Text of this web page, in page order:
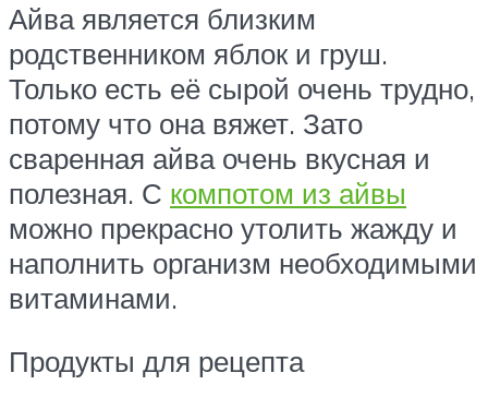
Айва является близким
родственником яблок и груш.
Только есть её сырой очень трудно,
потому что она вяжет. Зато
сваренная айва очень вкусная и
полезная. С компотом из айвы
можно прекрасно утолить жажду и
наполнить организм необходимыми
витаминами.
Продукты для рецепта